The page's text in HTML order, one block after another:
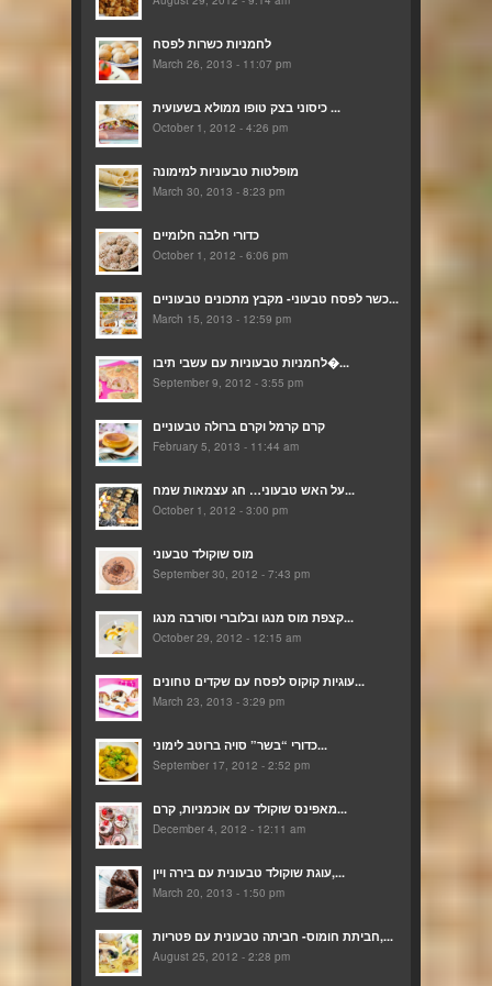
לחמניות כשרות לפסח
March 26, 2013 - 11:07 pm
כיסוני בצק טופו ממולא בשעועית ...
October 1, 2012 - 4:26 pm
מופלטות טבעוניות למימונה
March 30, 2013 - 8:23 pm
כדורי חלבה חלומיים
October 1, 2012 - 6:06 pm
כשר לפסח טבעוני- מקבץ מתכונים טבעוניים...
March 15, 2013 - 12:59 pm
לחמניות טבעוניות עם עשבי תיבו�...
September 9, 2012 - 3:55 pm
קרם קרמל וקרם ברולה טבעוניים
February 5, 2013 - 11:44 am
על האש טבעוני… חג עצמאות שמח...
October 1, 2012 - 3:00 pm
מוס שוקולד טבעוני
September 30, 2012 - 7:43 pm
קצפת מוס מנגו ובלוברי וסורבה מנגו...
October 29, 2012 - 12:15 am
עוגיות קוקוס לפסח עם שקדים טחונים...
March 23, 2013 - 3:29 pm
כדורי “בשר” סויה ברוטב לימוני...
September 17, 2012 - 2:52 pm
מאפינס שוקולד עם אוכמניות, קרם...
December 4, 2012 - 12:11 am
עוגת שוקולד טבעונית עם בירה ויין,...
March 20, 2013 - 1:50 pm
חביתת חומוס- חביתה טבעונית עם פטריות,...
August 25, 2012 - 2:28 pm